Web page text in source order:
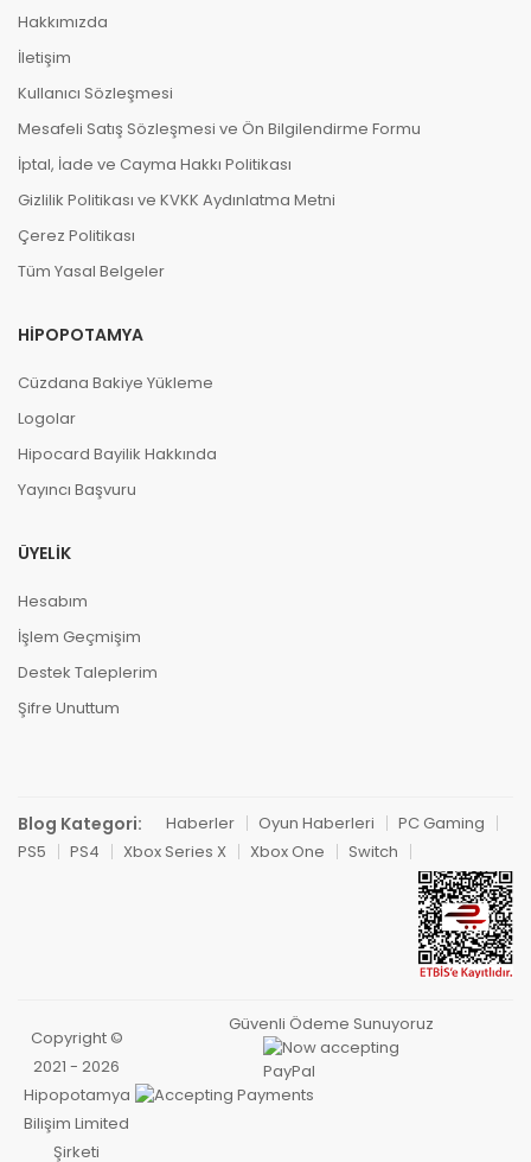
Hakkımızda
İletişim
Kullanıcı Sözleşmesi
Mesafeli Satış Sözleşmesi ve Ön Bilgilendirme Formu
İptal, İade ve Cayma Hakkı Politikası
Gizlilik Politikası ve KVKK Aydınlatma Metni
Çerez Politikası
Tüm Yasal Belgeler
HIPOPOTAMYA
Cüzdana Bakiye Yükleme
Logolar
Hipocard Bayilik Hakkında
Yayıncı Başvuru
ÜYELIK
Hesabım
İşlem Geçmişim
Destek Taleplerim
Şifre Unuttum
Blog Kategori: Haberler Oyun Haberleri
PC Gaming
PS5
PS4 Xbox Series X Xbox One Switch
Copyright ©
2021 - 2026
Hipopotamya
Bilişim Limited
Şirketi
Güvenli Ödeme Sunuyoruz